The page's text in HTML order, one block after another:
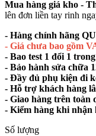
Mua hàng giá kho -
lên đơn liền tay rinh
- Hàng chính hãng
- Giá chưa bao gồm
- Bao test 1 đổi 1
- Bảo hành sửa chữa
- Đầy đủ phụ kiện đi
- Hỗ trợ khách hàng
- Giao hàng trên toàn
- Kiểm hàng khi nhận
Số lượng